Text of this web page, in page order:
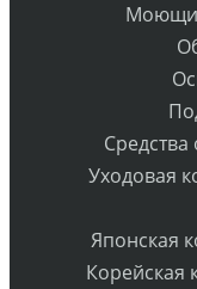
Уходовая
Японская
Корейская